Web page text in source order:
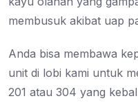
membusuk akibat uap
Anda bisa membawa
unit di lobi kami untuk
201 atau 304 yang